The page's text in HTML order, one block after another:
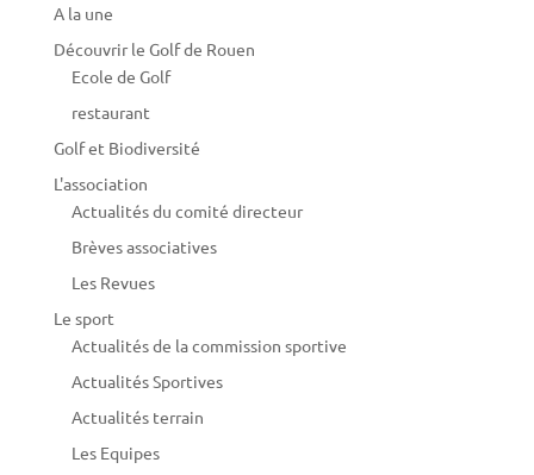
A la une
Découvrir le Golf de Rouen
Ecole de Golf
restaurant
Golf et Biodiversité
L'association
Actualités du comité directeur
Brèves associatives
Les Revues
Le sport
Actualités de la commission sportive
Actualités Sportives
Actualités terrain
Les Equipes